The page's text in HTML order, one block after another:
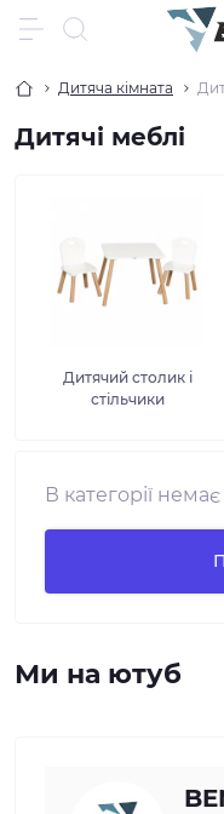
Дитяча кімната
Дитячі меблі
Дитячий столик і
стільчики
В категорії
Ми на ютуб